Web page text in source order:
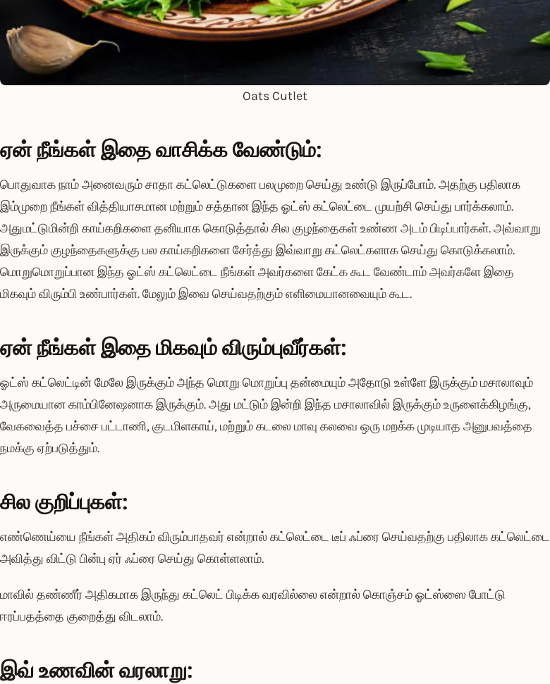
Oats Cutlet
ஏன் நீங்கள் இதை வாசிக்க வேண்டும்:
பொதுவாக நாம் அனைவரும் சாதா கட்லெட்டுகளை பலமுறை செய்து உண்டு இருப்போம். அதற்கு பதிலாக
இம்முறை நீங்கள் வித்தியாசமான மற்றும் சத்தான இந்த ஓட்ஸ் கட்லெட்டை முயற்சி செய்து பார்க்கலாம்.
அதுமட்டுமின்றி காய்கறிகளை தனியாக கொடுத்தால் சில குழந்தைகள் உண்ண அடம் பிடிப்பார்கள். அவ்வாறு
இருக்கும் குழந்தைகளுக்கு பல காய்கறிகளை சேர்த்து இவ்வாறு கட்லெட்களாக செய்து கொடுக்கலாம்.
மொறுமொறுப்பான இந்த ஓட்ஸ் கட்லெட்டை நீங்கள் அவர்களை கேட்க கூட வேண்டாம் அவர்களே இதை
மிகவும் விரும்பி உண்பார்கள். மேலும் இவை செய்வதற்கும் எளிமையானவையும் கூட.
ஏன் நீங்கள் இதை மிகவும் விரும்புவீர்கள்:
ஓட்ஸ் கட்லெட்டின் மேலே இருக்கும் அந்த மொறு மொறுப்பு தன்மையும் அதோடு உள்ளே இருக்கும் மசாலாவும்
அருமையான காம்பினேஷனாக இருக்கும். அது மட்டும் இன்றி இந்த மசாலாவில் இருக்கும் உருளைக்கிழங்கு,
வேகவைத்த பச்சை பட்டாணி, குடமிளகாய், மற்றும் கடலை மாவு கலவை ஒரு மறக்க முடியாத அனுபவத்தை
நமக்கு ஏற்படுத்தும்.
சில குறிப்புகள்:
எண்ணெய்யை நீங்கள் அதிகம் விரும்பாதவர் என்றால் கட்லெட்டை டீப் ஃப்ரை செய்வதற்கு பதிலாக கட்லெட்டை
அவித்து விட்டு பின்பு ஏர் ஃப்ரை செய்து கொள்ளலாம்.
மாவில் தண்ணீர் அதிகமாக இருந்து கட்லெட் பிடிக்க வரவில்லை என்றால் கொஞ்சம் ஓட்ஸ்ஸை போட்டு
ஈரப்பதத்தை குறைத்து விடலாம்.
இவ் உணவின் வரலாறு: